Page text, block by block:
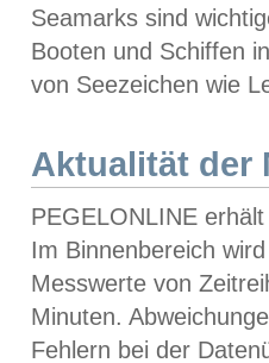
Seamarks sind
Booten und Schiffen
von Seezeichen wie
Aktualität der
PEGELONLINE
Im Binnenbereich
Messwerte von
Minuten.
Fehlern bei der